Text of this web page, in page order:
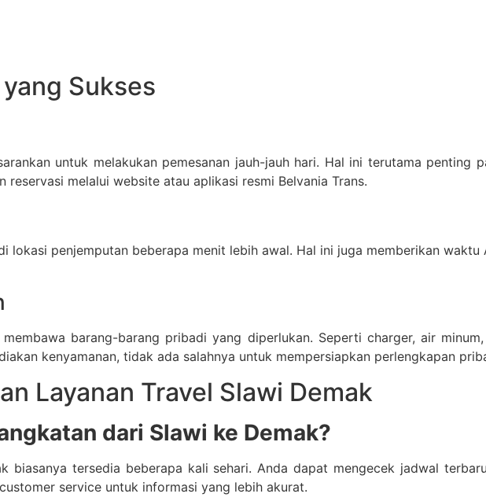
Sukses
untuk melakukan pemesanan jauh-jauh hari. Hal ini terutama penting
reservasi melalui website atau aplikasi resmi Belvania Trans.
lokasi penjemputan beberapa menit lebih awal. Hal ini juga memberikan waktu
barang-barang pribadi yang diperlukan. Seperti charger, air
kenyamanan, tidak ada salahnya untuk mempersiapkan perlengkapan
Layanan Travel Slawi Demak
dari Slawi ke Demak?
biasanya tersedia beberapa kali sehari. Anda dapat mengecek jadwal
service untuk informasi yang lebih akurat.